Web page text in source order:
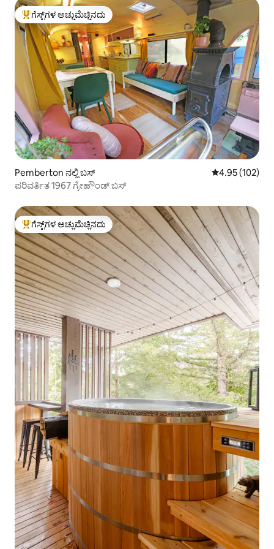
ಗೆಸ್ಟ್‌ಗಳಿಗೆ ಅತಿ ಹೆಚ್ಚು ಅಚ್ಚುಮೆಚ್ಚಿನದು
ಗೆಸ್ಟ್‌ಗಳ ಅಚ್ಚುಮೆಚ್ಚಿನದು
Pemberton ನಲ್ಲಿ ಬಸ್ 5 ರಲ್ಲಿ 4.95
4.95 (102)
ಪರಿವರ್ತಿತ 1967 ಗ್ರೇಹೌಂಡ್ ಬಸ್
ಗೆಸ್ಟ್‌ಗಳಿಗೆ ಅತಿ ಹೆಚ್ಚು ಅಚ್ಚುಮೆಚ್ಚಿನದು
ಗೆಸ್ಟ್‌ಗಳ ಅಚ್ಚುಮೆಚ್ಚಿನದು